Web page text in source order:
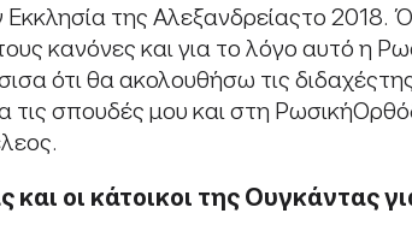
της Αλεξανδρείαςτο
κανόνες και για το λόγο αυτό η
ότι θα ακολουθήσω τις
τις σπουδές μου και στη
και οι κάτοικοι της Ουγκάντας